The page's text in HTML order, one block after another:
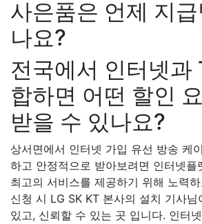
사은품은 언제 지
나요?
전국에서 인터넷과
합하면 어떤 할인
받을 수 있나요?
상서면에서 인터넷 가입 유선 방송 케
하고 안정적으로 받아보려면 인터넷플
최고의 서비스를 제공하기 위해 노력
신청 시 LG SK KT 본사의 설치 기사
있고, 신뢰할 수 있는 곳 입니다. 인터